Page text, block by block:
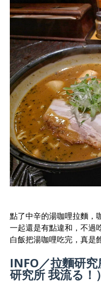
點了中辛的湯咖哩拉麵，
一起還是有點違和，不過
白飯把湯咖哩吃完，真是
INFO／拉麵研
研究所 我流る！